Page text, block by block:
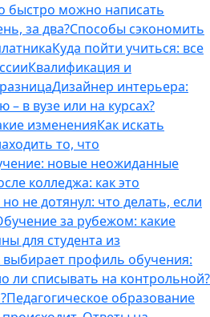
быстро можно написать
за два?Способы сэкономить
Куда пойти учиться: все
Квалификация и
Дизайнер интерьера:
– в вузе или на курсах?
измененияКак искать
то, что
новые неожиданные
колледжа: как это
не дотянул: что делать, если
за рубежом: какие
для студента из
выбирает профиль обучения:
ли списывать на контрольной?
Педагогическое образование